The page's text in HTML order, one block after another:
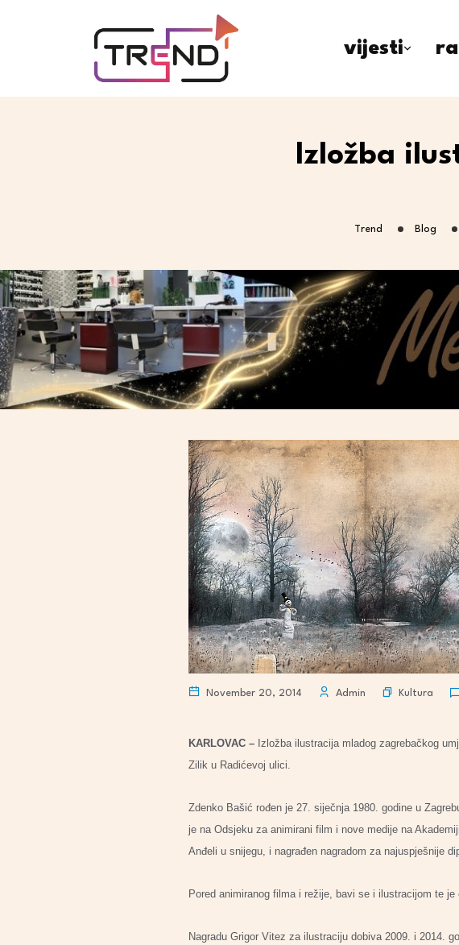
vijesti
Izložba
Trend Blog
November 20, 2014 Admin Kultura
KARLOVAC – Izložba ilustracija mladog zagrebačkog
Zilik u Radićevoj ulici.
Zdenko Bašić rođen je 27. siječnja 1980. godine u
je na Odsjeku za animirani film i nove medije na
Anđeli u snijegu, i nagrađen nagradom za najuspješnije
Pored animiranog filma i režije, bavi se i ilustracijom te
Nagradu Grigor Vitez za ilustraciju dobiva 2009. i 2014.